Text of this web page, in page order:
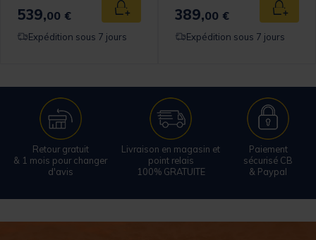
panier
539,00 € Ajouter au panier
Expédition sous 7 jours
389,00 €
Expédition sous 7 jours
Retour gratuit
& 1 mois pour changer
d'avis
Livraison en magasin et
point relais
100% GRATUITE
Paiement
sécurisé CB
& Paypal